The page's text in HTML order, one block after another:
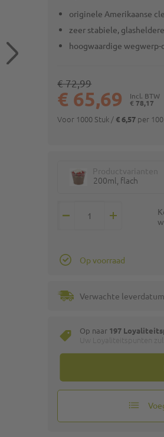
originele Amerikaanse
zeer stabiele,
hoogwaardige wegwerp-
€ 78,17
€ 65,69
€ 72,99
Voor 1000 Stuk / € 6,57 per
200ml, flach
Op voorraad
Verwachte
Op naar 197